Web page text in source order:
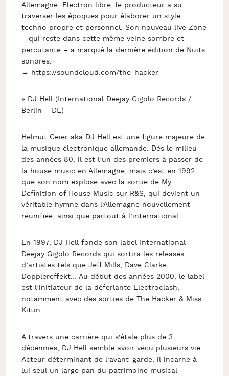
Allemagne. Electron libre, le producteur a su
traverser les époques pour élaborer un style
techno propre et personnel. Son nouveau live Zone
– qui reste dans cette même veine sombre et
percutante – a marqué la dernière édition de Nuits
sonores.
→ https://soundcloud.com/the-hacker
» DJ Hell (International Deejay Gigolo Records /
Berlin – DE)
Helmut Geier aka DJ Hell est une figure majeure de
la musique électronique allemande. Dès le milieu
des années 80, il est l’un des premiers à passer de
la house music en Allemagne, mais c’est en 1992
que son nom explose avec la sortie de My
Definition of House Music sur R&S, qui devient un
véritable hymne dans l’Allemagne nouvellement
réunifiée, ainsi que partout à l’international.
En 1997, DJ Hell fonde son label International
Deejay Gigolo Records qui sortira les releases
d’artistes tels que Jeff Mills, Dave Clarke,
Dopplereffekt… Au début des années 2000, le label
est l’initiateur de la déferlante Electroclash,
notamment avec des sorties de The Hacker & Miss
Kittin.
A travers une carrière qui s’étale plus de 3
décennies, DJ Hell semble avoir vécu plusieurs vie.
Acteur déterminant de l’avant-garde, il incarne à
lui seul un large pan du patrimoine musical